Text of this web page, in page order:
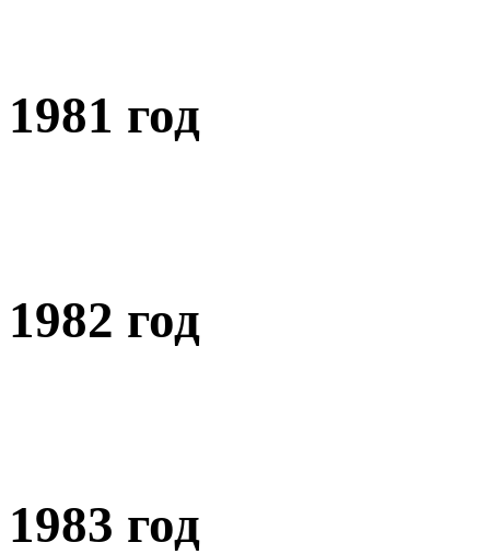
1981 год
1982 год
1983 год